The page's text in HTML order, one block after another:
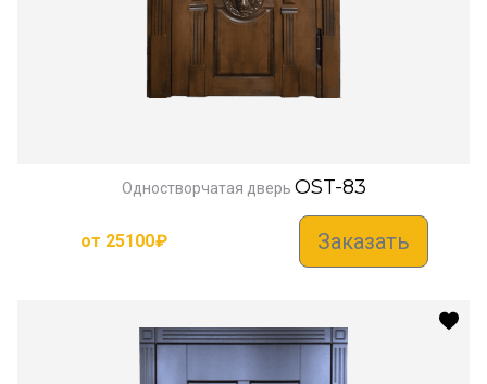
Одностворчатая дверь OST-83
от 25100₽ Заказать